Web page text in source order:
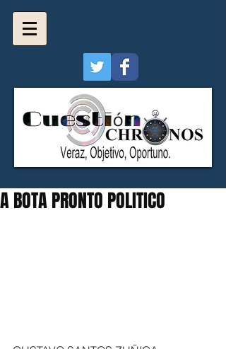
A BOTA PRONTO POLITICO